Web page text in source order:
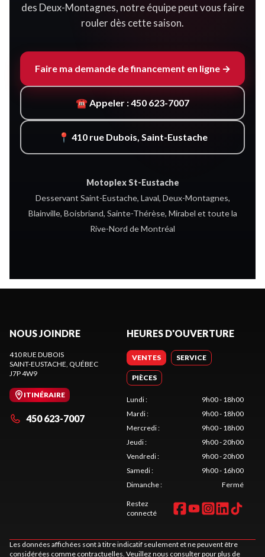
des Deux-Montagnes, notre équipe peut vous faire
rouler dès cette saison.
Faire ma demande de financement en ligne →
☎ Appeler : 450 623-7007
📍 410 rue Dubois, Saint-Eustache
Motoplex St-Eustache
Desservant Saint-Eustache, Laval, Deux-Montagnes,
Blainville, Boisbriand, Sainte-Thérèse, Mirabel et toute la
Rive-Nord de Montréal
NOUS JOINDRE
410 RUE DUBOIS
SAINT-EUSTACHE, QUÉBEC
J7P 4W9
ITINÉRAIRE
450 623-7007
HEURES D'OUVERTURE
VENTES SERVICE
PIÈCES
Lundi:
9h00 - 18h00
Mardi:
9h00 - 18h00
Mercredi:
9h00 - 18h00
Jeudi:
9h00 - 20h00
Vendredi:
9h00 - 20h00
Samedi:
9h00 - 16h00
Dimanche: Fermé
Restez
connecté
Les données affichées sont à titre indicatif seulement et ne peuvent être
considérées comme contractuelles. Veuillez nous consulter pour plus de